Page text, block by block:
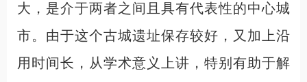
大，是介于两者之间且具有代表性的中心城
市。由于这个古城遗址保存较好，又加上沿
用时间长，从学术意义上讲，特别有助于解